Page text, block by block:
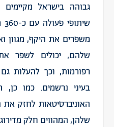
גבוהה בישראל
משפרים את היקף, מגוון
שלהם, יכולים לשפר
רפורמות, וכך להעלות
בעיני נרשמים. כמו
האוניברסיטאות לחזק את
שלהן, המהווים חלק